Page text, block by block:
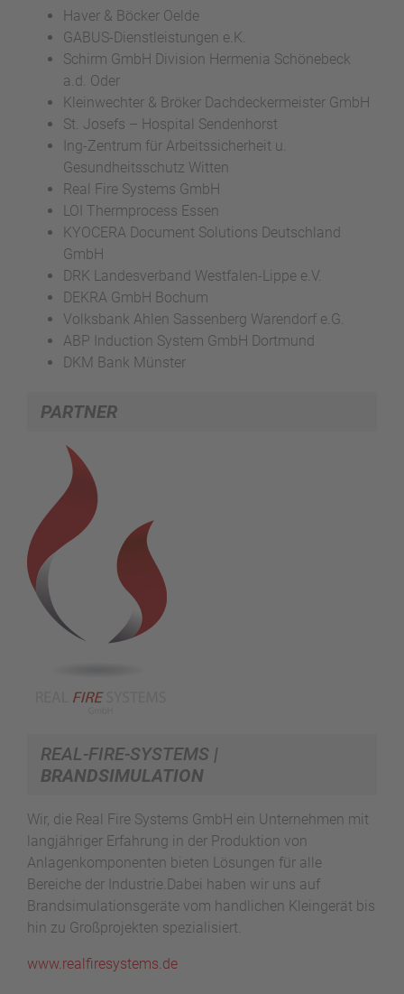
Haver & Böcker Oelde
GABUS-Dienstleistungen e.K.
Schirm GmbH Division Hermenia Schönebeck
a.d. Oder
Kleinwechter & Bröker Dachdeckermeister GmbH
St. Josefs – Hospital Sendenhorst
Ing-Zentrum für Arbeitssicherheit u.
Gesundheitsschutz Witten
Real Fire Systems GmbH
LOI Thermprocess Essen
KYOCERA Document Solutions Deutschland
GmbH
DRK Landesverband Westfalen-Lippe e.V.
DEKRA GmbH Bochum
Volksbank Ahlen Sassenberg Warendorf e.G.
ABP Induction System GmbH Dortmund
DKM Bank Münster
PARTNER
REAL-FIRE-SYSTEMS |
BRANDSIMULATION
Wir, die Real Fire Systems GmbH ein Unternehmen mit
langjähriger Erfahrung in der Produktion von
Anlagenkomponenten bieten Lösungen für alle
Bereiche der Industrie.Dabei haben wir uns auf
Brandsimulationsgeräte vom handlichen Kleingerät bis
hin zu Großprojekten spezialisiert.
www.realfiresystems.de